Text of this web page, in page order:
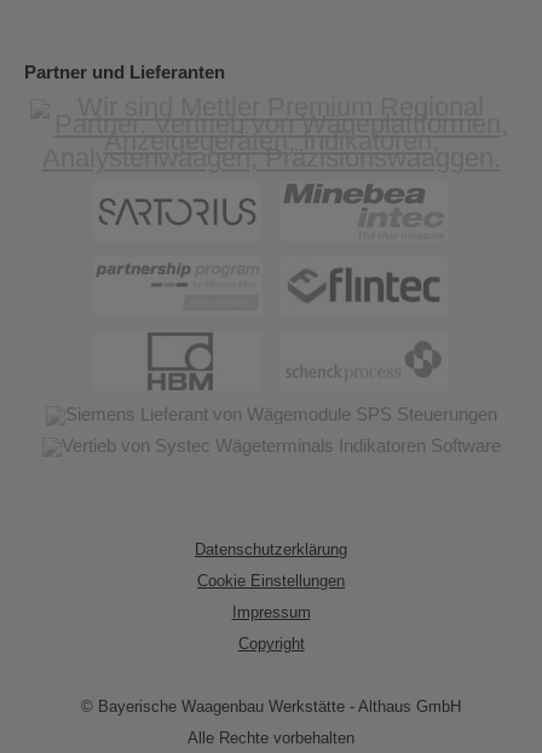
Partner und Lieferanten
Datenschutzerklärung
Cookie Einstellungen
Impressum
Copyright
© Bayerische Waagenbau Werkstätte - Althaus GmbH
Alle Rechte vorbehalten